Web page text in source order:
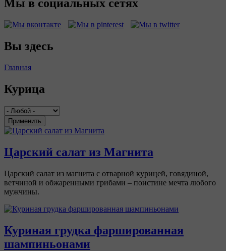
Мы в социальных сетях
Вы здесь
Главная
Курица
Применить
Царский салат из Магнита
Царский салат из магнита с отварной курицей, говядиной,
ветчиной и обжаренными грибами – поистине мечта любого
мужчины.
Куриная грудка фаршированная
шампиньонами